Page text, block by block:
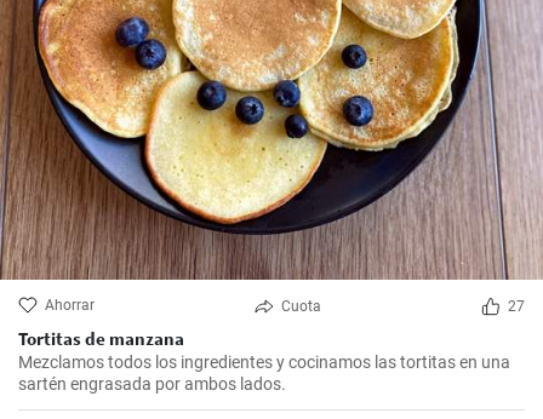
Ahorrar Cuota 27
Tortitas de manzana
Mezclamos todos los ingredientes y cocinamos las tortitas en una
sartén engrasada por ambos lados.